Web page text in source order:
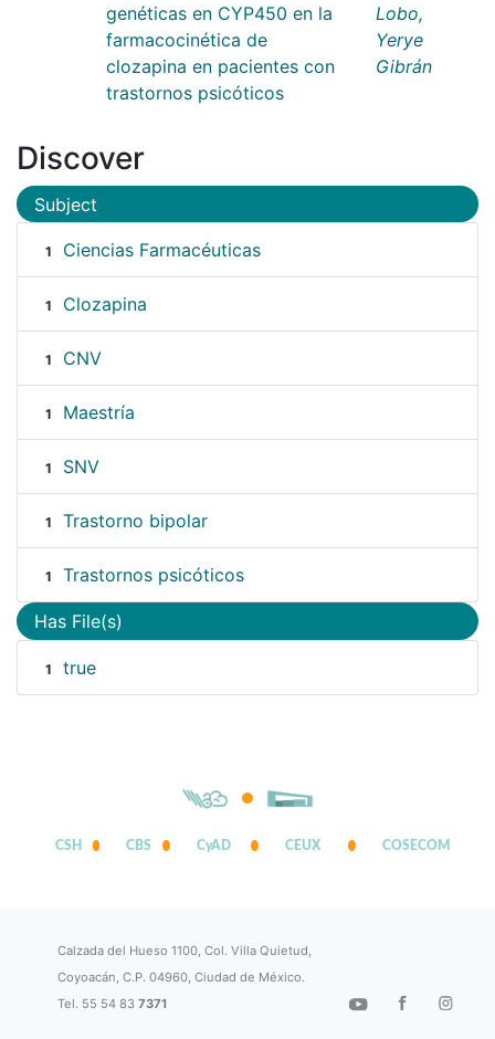
genéticas en CYP450 en la
farmacocinética de
clozapina en pacientes con
trastornos psicóticos
Lobo,
Yerye
Gibrán
Discover
Subject
1 Ciencias Farmacéuticas
1 Clozapina
1 CNV
1 Maestría
1 SNV
1 Trastorno bipolar
1 Trastornos psicóticos
Has File(s)
1 true
CSH CBS CyAD CEUX COSECOM
Calzada del Hueso 1100, Col. Villa Quietud,
Coyoacán, C.P. 04960, Ciudad de México.
Tel. 55 54 837371